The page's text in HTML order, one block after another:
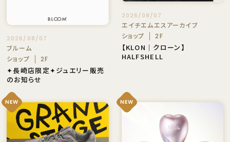
2026/08/07
ブルーム
ショップ
2F
✦長崎店限定✦ジュエリー販売
のお知らせ
2026/08/07
エイチエムエスアーカイブ
ショップ
2F
【KLON｜クローン】
HALFSHELL
NEW NEW